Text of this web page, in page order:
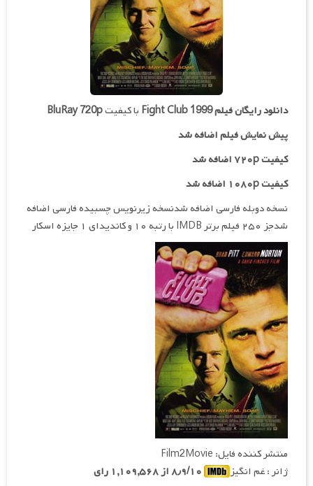
دانلود رایگان فیلمFight Club 1999 با کیفیتBluRay 720p
پیش نمایش فیلم اضافه شد
کیفیت ۷۲۰p اضافه شد
کیفیت ۱۰۸۰p اضافه شد
نسخه دوبله فارسی اضافه شدنسخه زیرنویس چسبیده فارسی اضافه
شدجز ۲۵۰ فیلم برتر IMDB با رتبه ۱۰ و کاندیدای ۱ جایزه اسکار
منتشر کننده فایل: Film2Movie
ژانر : غم انگیز